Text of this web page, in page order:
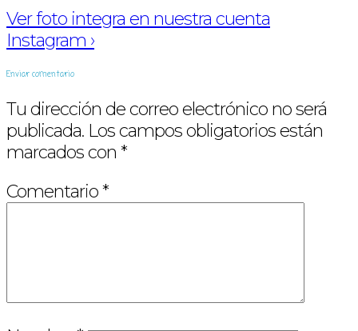
Ver foto integra en nuestra cuenta
Instagram ›
Enviar comentario
Tu dirección de correo electrónico no será
publicada. Los campos obligatorios están
marcados con *
Comentario*